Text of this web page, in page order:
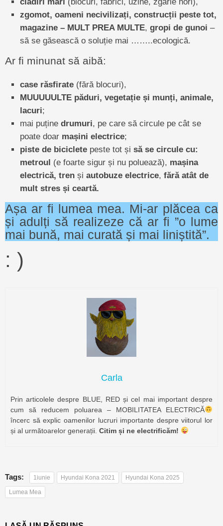
zgomot, oameni necivilizați, construcții peste tot,
magazine – MULT PREA MULTE gropi de gunoi –
să se găsească o soluție mai ……..ecologică.
Ar fi minunat să aibă:
case răsfirate (fără blocuri),
MUUUUULTE păduri, vegetație și munți, animale,
lacuri;
mai puține drumuri , pe care să circule pe cât se
poate doar mașini electrice;
piste de biciclete peste tot și să se circule cu:
metroul (e foarte sigur și nu poluează), mașina
electrică, tren și autobuze electrice fără atât de
mult stres și ceartă.
Așa ar fi lumea mea. Mi-ar plăcea ca
și adulți să realizeze că ar fi ”o lume
mai bună, mai curată și mai liniștită”.
: )
Carla
Prin articolele despre BLUE, RED și cel mai important despre
cum să reducem poluarea – MOBILITATEA ELECTRICĂ
încerc să explic oamenilor lucruri importante despre viitorul lor
și al următoarelor generații. Citim și ne electrificăm!
Tags: 1iunie Hyundai Kona 2021 Hyundai Kona 2025
Lumea Mea